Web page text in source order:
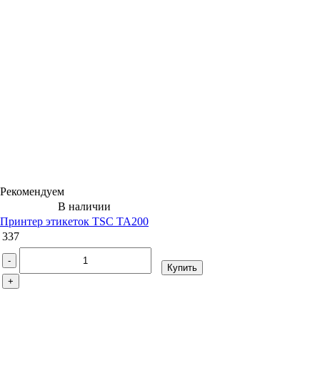
Рекомендуем
В наличии
Принтер этикеток TSC TA200
337
-
+
Купить